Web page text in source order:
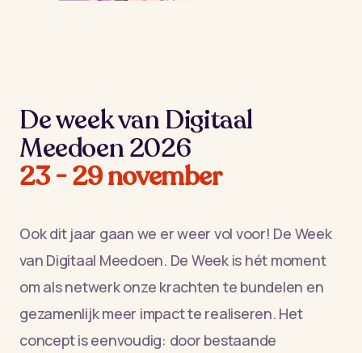
De week van Digitaal
Meedoen 2026
23 - 29 november
Ook dit jaar gaan we er weer vol voor! De Week
van Digitaal Meedoen. De Week is hét moment
om als netwerk onze krachten te bundelen en
gezamenlijk meer impact te realiseren. Het
concept is eenvoudig: door bestaande